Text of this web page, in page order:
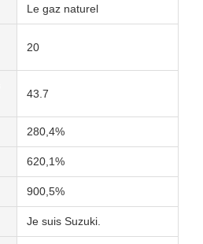
Le gaz naturel
20
43.7
280,4%
620,1%
900,5%
Je suis Suzuki.